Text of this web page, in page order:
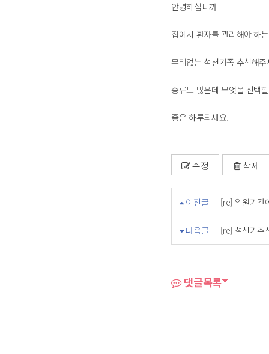
안녕하십니까
집에서 환자를 관리해야 하
무리없는 석션기좀 추천해주
종류도 많은데 무엇을 선택
좋은 하루되세요.
수정 삭제
이전글 [re] 입원기간
다음글 [re] 석션기추
댓글목록